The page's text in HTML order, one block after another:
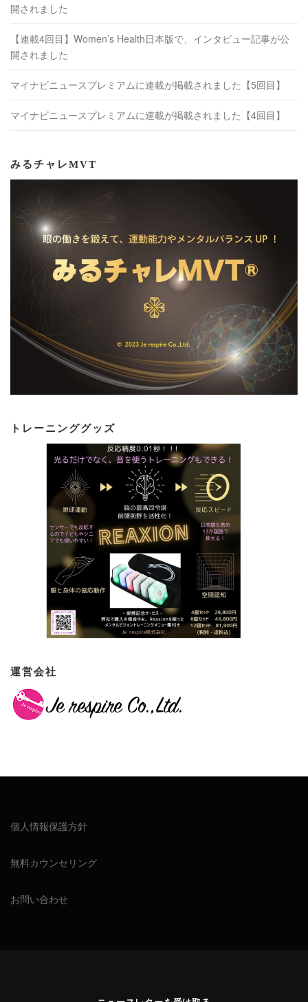
開されました
【連載4回目】Women’s Health日本版で、インタビュー記事が公
開されました
マイナビニュースプレミアムに連載が掲載されました【5回目】
マイナビニュースプレミアムに連載が掲載されました【4回目】
みるチャレMVT
トレーニンググッズ
運営会社
個人情報保護方針
無料カウンセリング
お問い合わせ